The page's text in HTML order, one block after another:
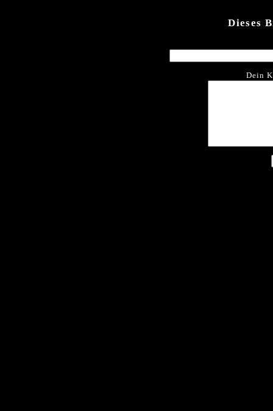
Dieses
Dein